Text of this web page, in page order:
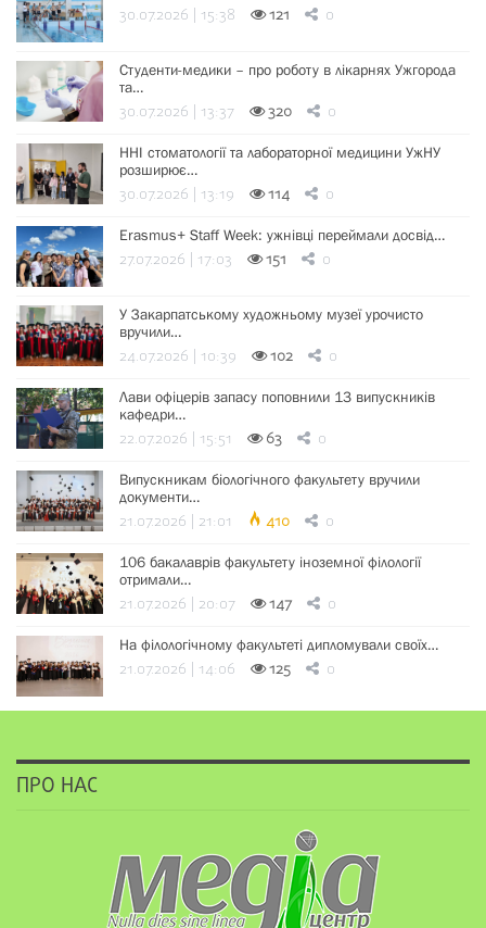
30.07.2026 | 15:38 121 0
Студенти-медики – про роботу в лікарнях Ужгорода
та…
30.07.2026 | 13:37 320 0
ННІ стоматології та лабораторної медицини УжНУ
розширює…
30.07.2026 | 13:19 114 0
Erasmus+ Staff Week: ужнівці переймали досвід…
27.07.2026 | 17:03 151 0
У Закарпатському художньому музеї урочисто
вручили…
24.07.2026 | 10:39 102 0
Лави офіцерів запасу поповнили 13 випускників
кафедри…
22.07.2026 | 15:51 63 0
Випускникам біологічного факультету вручили
документи…
21.07.2026 | 21:01 410 0
106 бакалаврів факультету іноземної філології
отримали…
21.07.2026 | 20:07 147 0
На філологічному факультеті дипломували своїх…
21.07.2026 | 14:06 125 0
ПРО НАС